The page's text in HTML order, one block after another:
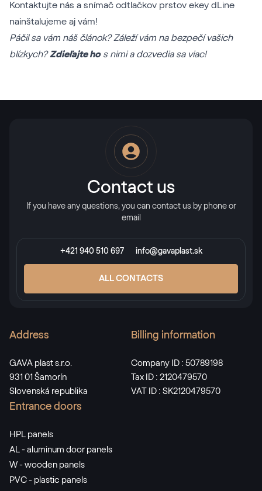
Kontaktujte nás a snímač odtlačkov prstov ekey dLine
nainštalujeme aj vám!
Páčil sa vám náš článok? Záleží vám na bezpečí vašich
blízkych?Zdieľajte hos nimi a dozvedia sa viac!
Contact us
If you have any questions, you can contact us by phone or
email
+421 940 510 697 info@gavaplast.sk
ALL CONTACTS
Address
GAVA plast s.r.o.
931 01 Šamorín
Slovenská republika
Billing information
Company ID : 50789198
Tax ID : 2120479570
VAT ID : SK2120479570
Entrance doors
HPL panels
AL - aluminum door panels
W - wooden panels
PVC - plastic panels